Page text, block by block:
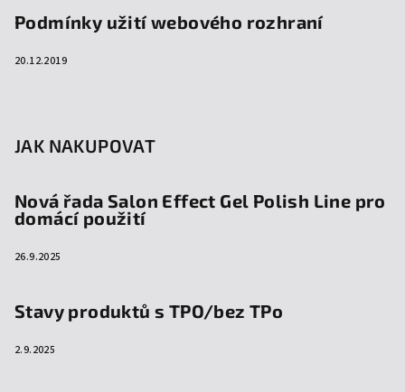
Podmínky užití webového rozhraní
20.12.2019
JAK NAKUPOVAT
Nová řada Salon Effect Gel Polish Line pro
domácí použití
26.9.2025
Stavy produktů s TPO/bez TPo
2.9.2025